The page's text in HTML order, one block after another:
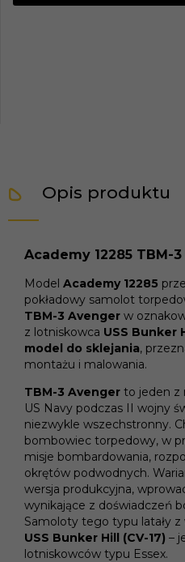
Opis produktu
Academy 12285 TBM-
Model Academy 12285
pokładowy samolot
TBM-3 Avenger w
z lotniskowca USS Bunker
model do sklejania,
montażu i malowania.
TBM-3 Avenger to jeden z
US Navy podczas II wojny
niezwykle wszechstronny.
bombowiec torpedowy, w
misje bombardowania,
okrętów podwodnych.
wersja produkcyjna,
wynikające z doświadczeń
Samoloty tego typu latały
USS Bunker Hill (CV-17) –
lotniskowców typu Essex.